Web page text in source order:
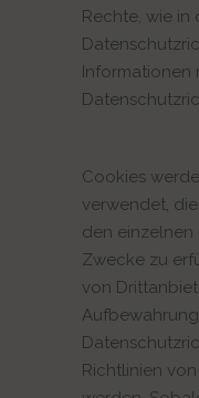
Rechte, wie
Informationen
Cookies
verwendet,
den
Zwecke zu
von
Richtlinien